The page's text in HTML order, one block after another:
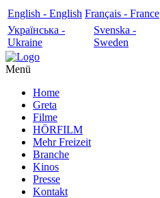
English - English Français - France
Українська -
Ukraine
Svenska -
Sweden
Menü
Home
Greta
Filme
HÖRFILM
Mehr Freizeit
Branche
Kinos
Presse
Kontakt